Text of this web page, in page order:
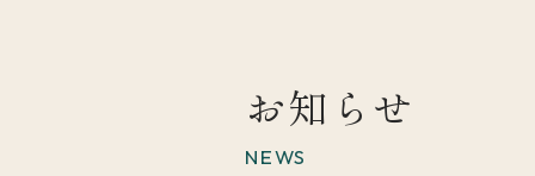
お知らせ
NEWS